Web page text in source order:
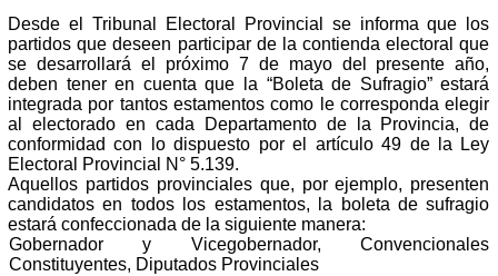
Desde el Tribunal Electoral Provincial se informa que los
partidos que deseen participar de la contienda electoral que
se desarrollará el próximo 7 de mayo del presente año,
deben tener en cuenta que la “Boleta de Sufragio” estará
integrada por tantos estamentos como le corresponda elegir
al electorado en cada Departamento de la Provincia, de
conformidad con lo dispuesto por el artículo 49 de la Ley
Electoral Provincial N° 5.139.
Aquellos partidos provinciales que, por ejemplo, presenten
candidatos en todos los estamentos, la boleta de sufragio
estará confeccionada de la siguiente manera:
Gobernador y Vicegobernador, Convencionales
Constituyentes, Diputados Provinciales